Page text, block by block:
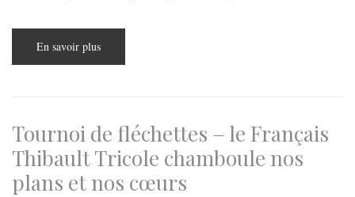
En savoir plus
heure
meilleur
joueur
français
de
fléchettes
Tournoi de fléchettes – le Français
Thibault Tricole chamboule nos
plans et nos cœurs